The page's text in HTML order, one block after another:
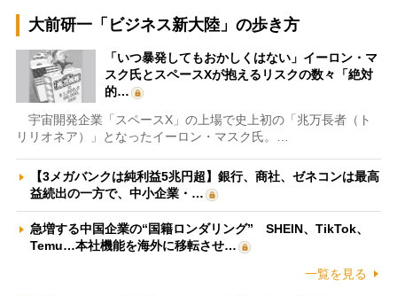
大前研一「ビジネス新大陸」の歩き方
「いつ暴発してもおかしくはない」イーロン・マ
スク氏とスペースXが抱えるリスクの数々「絶対
的…
宇宙開発企業「スペースX」の上場で史上初の「兆万長者（ト
リリオネア）」となったイーロン・マスク氏。…
【3メガバンクは純利益5兆円超】銀行、商社、ゼネコンは最高
益続出の一方で、中小企業・…
急増する中国企業の“国籍ロンダリング” SHEIN、TikTok、
Temu…本社機能を海外に移転させ…
一覧を見る